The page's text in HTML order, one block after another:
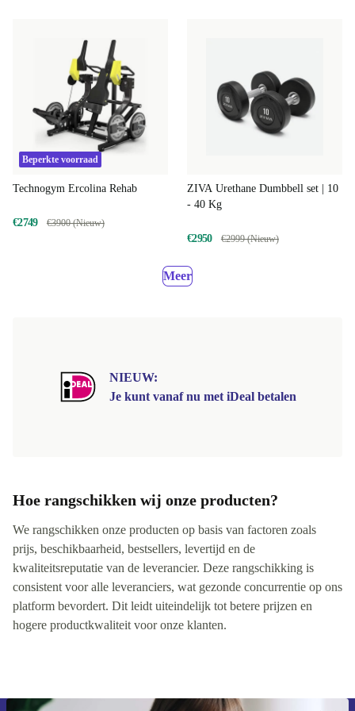
Beperkte voorraad
Technogym Ercolina Rehab
€2749 €3900 (Nieuw)
ZIVA Urethane Dumbbell set | 10
- 40 Kg
€2950 €2999 (Nieuw)
Meer
NIEUW:
Je kunt vanaf nu met iDeal betalen
Hoe rangschikken wij onze producten?
We rangschikken onze producten op basis van factoren zoals
prijs, beschikbaarheid, bestsellers, levertijd en de
kwaliteitsreputatie van de leverancier. Deze rangschikking is
consistent voor alle leveranciers, wat gezonde concurrentie op ons
platform bevordert. Dit leidt uiteindelijk tot betere prijzen en
hogere productkwaliteit voor onze klanten.